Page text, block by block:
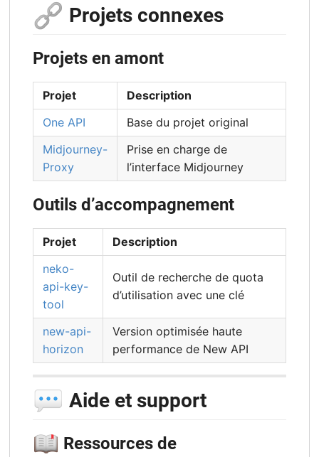
🔗 Projets connexes
Projets en amont
Projet
Description
One API
Base du projet original
Midjourney-
Proxy
Prise en charge de
l’interface Midjourney
Outils d’accompagnement
Projet
Description
neko-
api-key-
tool
Outil de recherche de quota
d’utilisation avec une clé
new-api-
horizon
Version optimisée haute
performance de New API
💬 Aide et support
📖 Ressources de